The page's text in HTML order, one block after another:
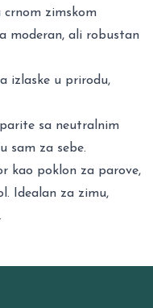
crnom zimskom
moderan, ali robustan
izlaske u prirodu,
sa neutralnim
sam za sebe.
kao poklon za parove,
Idealan za zimu,